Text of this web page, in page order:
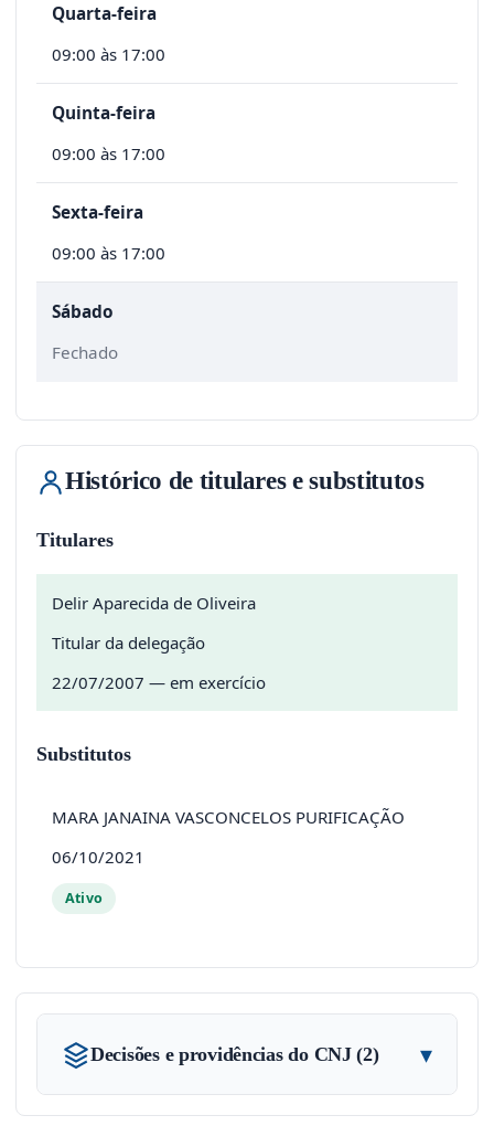
Quarta-feira
09:00 às 17:00
Quinta-feira
09:00 às 17:00
Sexta-feira
09:00 às 17:00
Sábado
Fechado
Histórico de titulares e substitutos
Titulares
Delir Aparecida de Oliveira
Titular da delegação
22/07/2007 — em exercício
Substitutos
MARA JANAINA VASCONCELOS PURIFICAÇÃO
06/10/2021
Ativo
Decisões e providências do CNJ (2) ▾